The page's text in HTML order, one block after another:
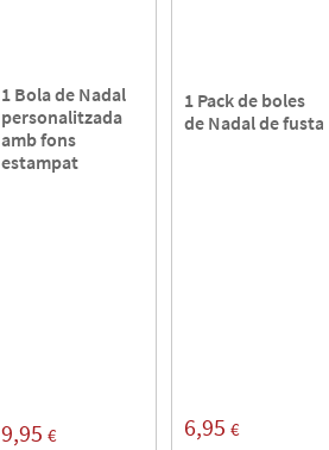
1 Bola de Nadal
personalitzada
amb fons
estampat
9,95 €
1 Pack de boles
de Nadal de fusta
6,95 €